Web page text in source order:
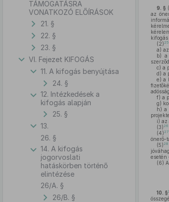
TÁMOGATÁSRA
VONATKOZÓ ELŐÍRÁSOK
21. §
22. §
23. §
VI. Fejezet KIFOGÁS
11. A kifogás benyújtása
24. §
12. Intézkedések a
kifogás alapján
25. §
13.
26. §
14. A kifogás
jogorvoslati
hatáskörben történő
elintézése
26/A. §
26/B. §
9. §
az
(2) 25
a)
b) a
c) a
d) a
e) a
f) a
g)
h) a
i) az
(3) 26
(4) 27
önerő-
(5) 28
esetén
(6)
10. §